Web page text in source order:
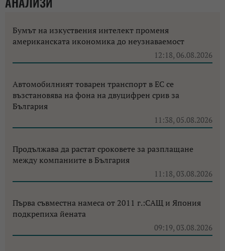
Бумът на изкуствения интелект променя
американската икономика до неузнаваемост
12:18, 06.08.2026
Автомобилният товарен транспорт в ЕС се
възстановява на фона на двуцифрен срив за
България
11:38, 05.08.2026
Продължава да растат сроковете за разплащане
между компаниите в България
11:18, 03.08.2026
Първа съвместна намеса от 2011 г.:САЩ и Япония
подкрепиха йената
09:19, 03.08.2026